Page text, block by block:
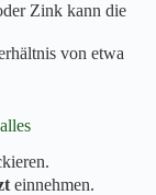
Zink kann die
von etwa
einnehmen.